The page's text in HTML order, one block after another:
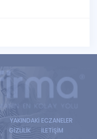
YAKINDAKİ ECZANELER
GİZLİLİK İLETİŞİM